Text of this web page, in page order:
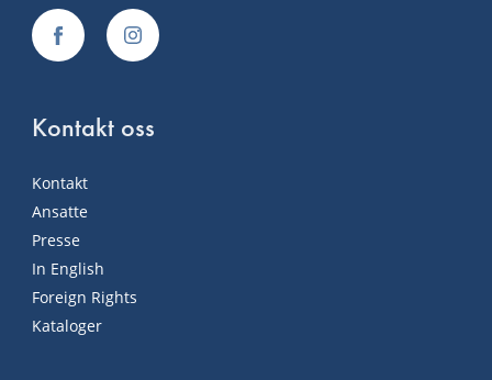
Kontakt oss
Kontakt
Ansatte
Presse
In English
Foreign Rights
Kataloger